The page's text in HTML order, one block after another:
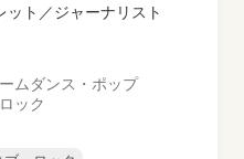
ット／ジャーナリスト
ム ダンス・ポップ
ック